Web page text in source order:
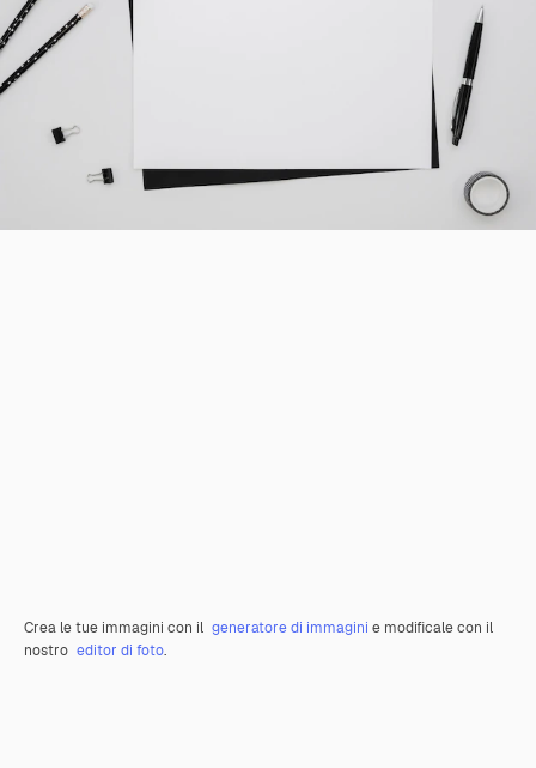
Crea le tue immagini con il generatore di immagini e modificale con il
nostro editor di foto.